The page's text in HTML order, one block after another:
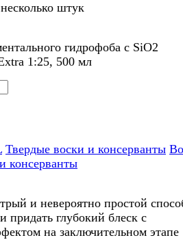
штук
гидрофоба c SiO2
1:25, 500 мл
Твердые воски и консерванты
консерванты
и невероятно простой
придать глубокий блеск с
на заключительном этапе